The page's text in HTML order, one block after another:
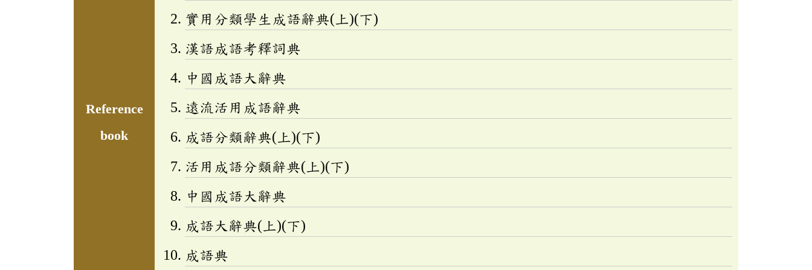
Reference
book
實用分類學生成語辭典(上)(下)
漢語成語考釋詞典
中國成語大辭典
遠流活用成語辭典
成語分類辭典(上)(下)
活用成語分類辭典(上)(下)
中國成語大辭典
成語大辭典(上)(下)
成語典